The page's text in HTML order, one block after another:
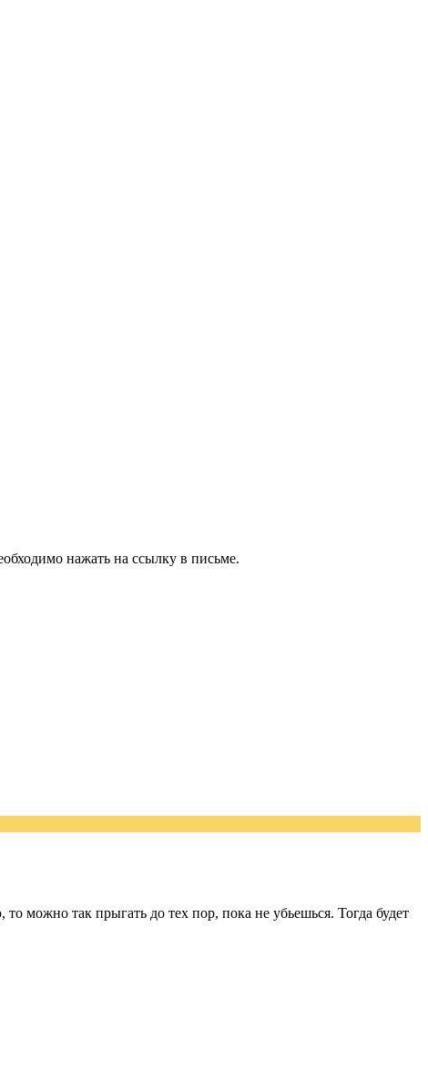
нажать на ссылку в письме.
можно так прыгать до тех пор, пока не убьешься. Тогда будет